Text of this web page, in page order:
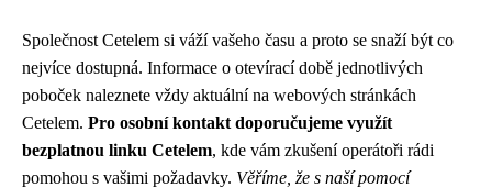
Společnost Cetelem si váží vašeho času a proto se snaží být co
nejvíce dostupná. Informace o otevírací době jednotlivých
poboček naleznete vždy aktuální na webových stránkách
Cetelem. Pro osobní kontakt doporučujeme využít
bezplatnou linku Cetelem, kde vám zkušení operátoři rádi
pomohou s vašimi požadavky. Věříme, že s naší pomocí